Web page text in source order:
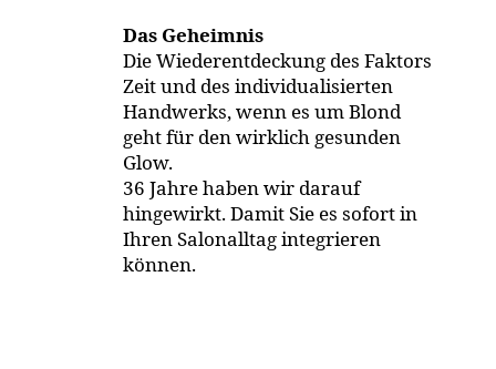
Das Geheimnis
Die Wiederentdeckung des Faktors
Zeit und des individualisierten
Handwerks, wenn es um Blond
geht für den wirklich gesunden
Glow.
36 Jahre haben wir darauf
hingewirkt. Damit Sie es sofort in
Ihren Salonalltag integrieren
können.